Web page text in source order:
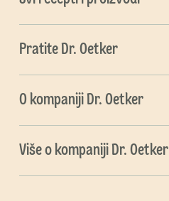
Pratite Dr. Oetker
O kompaniji Dr. Oetker
Više o kompaniji Dr. Oetker